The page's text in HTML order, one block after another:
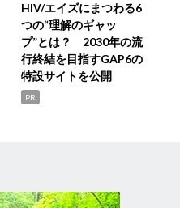
HIV/エイズにまつわる6
つの“理解のギャッ
プ”とは？ 2030年の流
行終結を目指すGAP6の
特設サイトを公開
PR